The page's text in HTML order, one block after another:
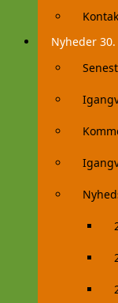
Nyheder 30.